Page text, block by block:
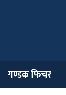
गण्डक फिचर